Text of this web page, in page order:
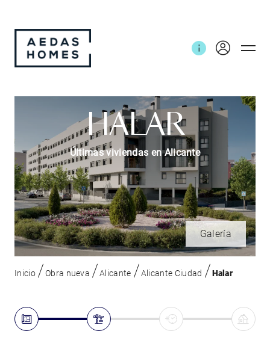
HALAR
Últimas viviendas en Alicante
Galería
Inicio Obra nueva Alicante Alicante Ciudad Halar